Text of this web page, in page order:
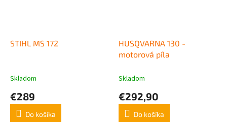
STIHL MS 172
Skladom
€289
Do košíka
HUSQVARNA 130 -
motorová píla
Skladom
€292,90
Do košíka